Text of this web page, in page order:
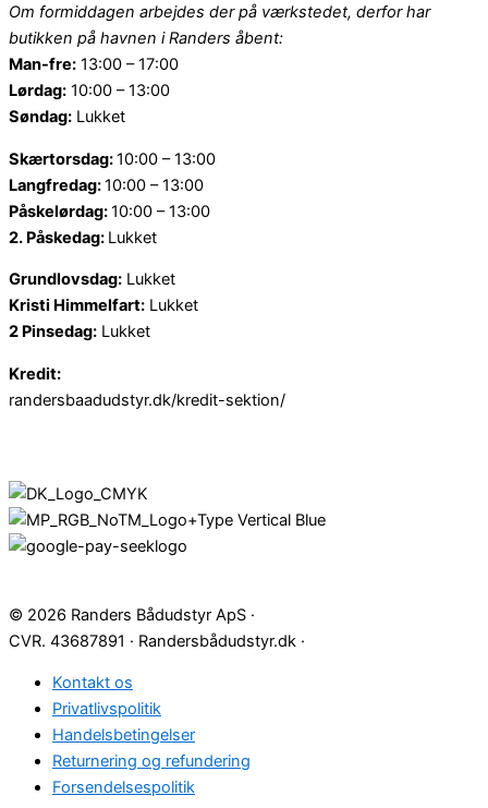
Om formiddagen arbejdes der på værkstedet, derfor har
butikken på havnen i Randers åbent:
Man-fre: 13:00 – 17:00
Lørdag: 10:00 – 13:00
Søndag: Lukket
Skærtorsdag:10:00 – 13:00
Langfredag:10:00 – 13:00
Påskelørdag:10:00 – 13:00
2. Påskedag: Lukket
Grundlovsdag: Lukket
Kristi Himmelfart: Lukket
2 Pinsedag: Lukket
Kredit:
randersbaadudstyr.dk/kredit-sektion/
© 2026 Randers Bådudstyr ApS ·
CVR. 43687891 · Randersbådudstyr.dk ·
Kontakt os
Privatlivspolitik
Handelsbetingelser
Returnering og refundering
Forsendelsespolitik